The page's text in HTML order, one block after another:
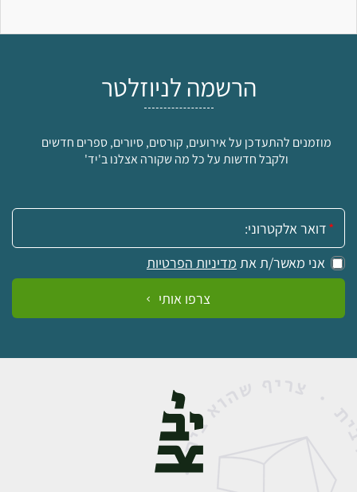
הרשמה לניוזלטר
מוזמנים להתעדכן על אירועים, קורסים, סיורים, ספרים חדשים
ולקבל חדשות על כל מה שקורה אצלנו ב'יד'
אימייל:
אני מאשר/ת את מדיניות הפרטיות
צרפו אותי